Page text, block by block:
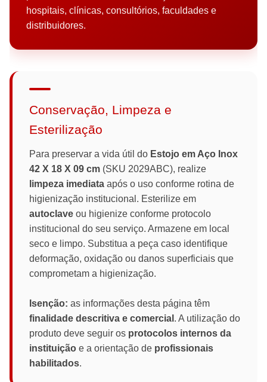
hospitais, clínicas, consultórios, faculdades e
distribuidores.
Conservação, Limpeza e
Esterilização
Para preservar a vida útil do Estojo em Aço Inox
42 X 18 X 09 cm (SKU 2029ABC), realize
limpeza imediata após o uso conforme rotina de
higienização institucional. Esterilize em
autoclave ou higienize conforme protocolo
institucional do seu serviço. Armazene em local
seco e limpo. Substitua a peça caso identifique
deformação, oxidação ou danos superficiais que
comprometam a higienização.
Isenção: as informações desta página têm
finalidade descritiva e comercial . A utilização do
produto deve seguir os protocolos internos da
instituição e a orientação de profissionais
habilitados.